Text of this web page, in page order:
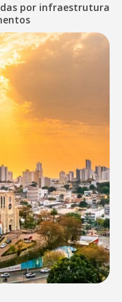
por infraestrutura